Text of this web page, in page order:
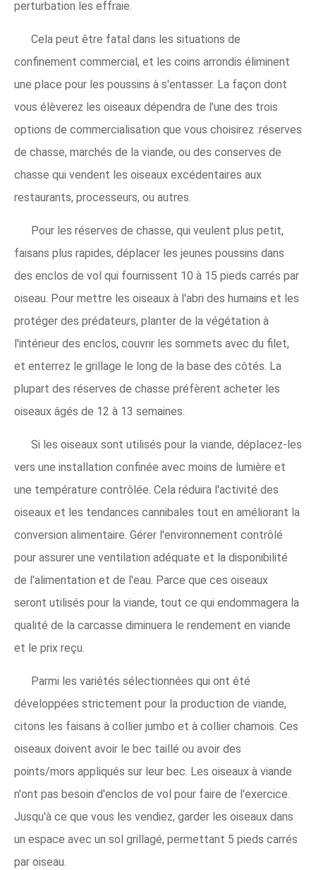
perturbation les effraie.
Cela peut être fatal dans les situations de
confinement commercial, et les coins arrondis éliminent
une place pour les poussins à s'entasser. La façon dont
vous élèverez les oiseaux dépendra de l'une des trois
options de commercialisation que vous choisirez :réserves
de chasse, marchés de la viande, ou des conserves de
chasse qui vendent les oiseaux excédentaires aux
restaurants, processeurs, ou autres.
Pour les réserves de chasse, qui veulent plus petit,
faisans plus rapides, déplacer les jeunes poussins dans
des enclos de vol qui fournissent 10 à 15 pieds carrés par
oiseau. Pour mettre les oiseaux à l'abri des humains et les
protéger des prédateurs, planter de la végétation à
l'intérieur des enclos, couvrir les sommets avec du filet,
et enterrez le grillage le long de la base des côtés. La
plupart des réserves de chasse préfèrent acheter les
oiseaux âgés de 12 à 13 semaines.
Si les oiseaux sont utilisés pour la viande, déplacez-les
vers une installation confinée avec moins de lumière et
une température contrôlée. Cela réduira l'activité des
oiseaux et les tendances cannibales tout en améliorant la
conversion alimentaire. Gérer l'environnement contrôlé
pour assurer une ventilation adéquate et la disponibilité
de l'alimentation et de l'eau. Parce que ces oiseaux
seront utilisés pour la viande, tout ce qui endommagera la
qualité de la carcasse diminuera le rendement en viande
et le prix reçu.
Parmi les variétés sélectionnées qui ont été
développées strictement pour la production de viande,
citons les faisans à collier jumbo et à collier chamois. Ces
oiseaux doivent avoir le bec taillé ou avoir des
points/mors appliqués sur leur bec. Les oiseaux à viande
n'ont pas besoin d'enclos de vol pour faire de l'exercice.
Jusqu'à ce que vous les vendiez, garder les oiseaux dans
un espace avec un sol grillagé, permettant 5 pieds carrés
par oiseau.